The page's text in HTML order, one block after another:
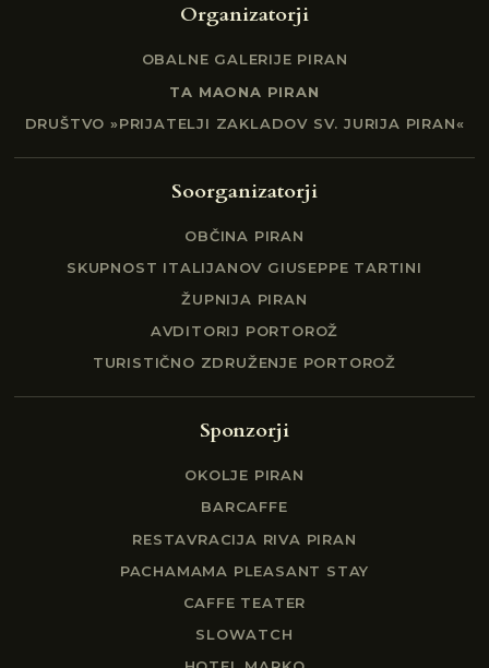
Organizatorji
OBALNE GALERIJE PIRAN
TA MAONA PIRAN
DRUŠTVO »PRIJATELJI ZAKLADOV SV. JURIJA PIRAN«
Soorganizatorji
OBČINA PIRAN
SKUPNOST ITALIJANOV GIUSEPPE TARTINI
ŽUPNIJA PIRAN
AVDITORIJ PORTOROŽ
TURISTIČNO ZDRUŽENJE PORTOROŽ
Sponzorji
OKOLJE PIRAN
BARCAFFE
RESTAVRACIJA RIVA PIRAN
PACHAMAMA PLEASANT STAY
CAFFE TEATER
SLOWATCH